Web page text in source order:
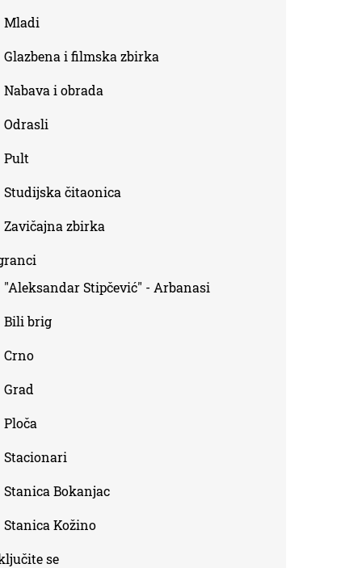
Mladi
Glazbena i filmska zbirka
Nabava i obrada
Odrasli
Pult
Studijska čitaonica
Zavičajna zbirka
"Aleksandar Stipčević" - Arbanasi
Bili brig
Crno
Grad
Ploča
Stacionari
Stanica Bokanjac
Stanica Kožino
se